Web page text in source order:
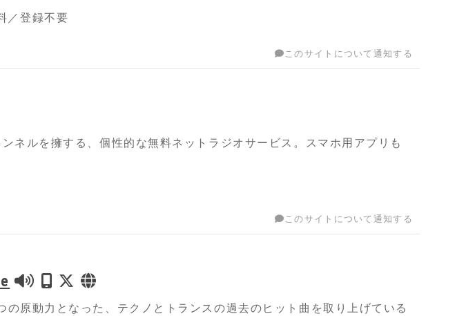
／登録不要
このサイトについて通知する
ネルを擁する、個性的な無料ネットラジオサービス。スマホ用アプリも
このサイトについて通知する
の原動力となった、テクノとトランスの過去のヒット曲を取り上げている